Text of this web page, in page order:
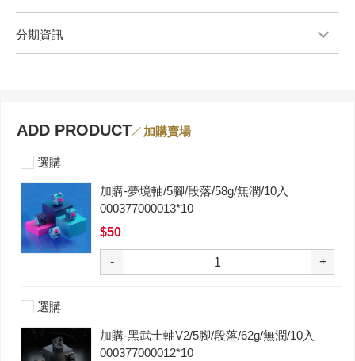
分期資訊
ADD PRODUCT 加購賣場
選購
加購-夢境軸/5腳/段落/58g/無潤/10入
000377000013*10
$50
- +
選購
加購-黑武士軸V2/5腳/段落/62g/無潤/10入
000377000012*10